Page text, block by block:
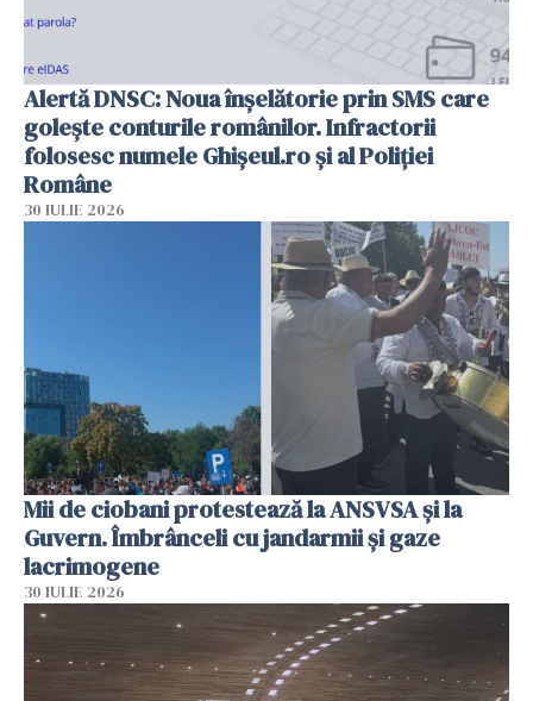
Alertă DNSC: Noua înșelătorie prin SMS care
golește conturile românilor. Infractorii
folosesc numele Ghișeul.ro și al Poliției
Române
30 IULIE 2026
Mii de ciobani protestează la ANSVSA și la
Guvern. Îmbrânceli cu jandarmii și gaze
lacrimogene
30 IULIE 2026